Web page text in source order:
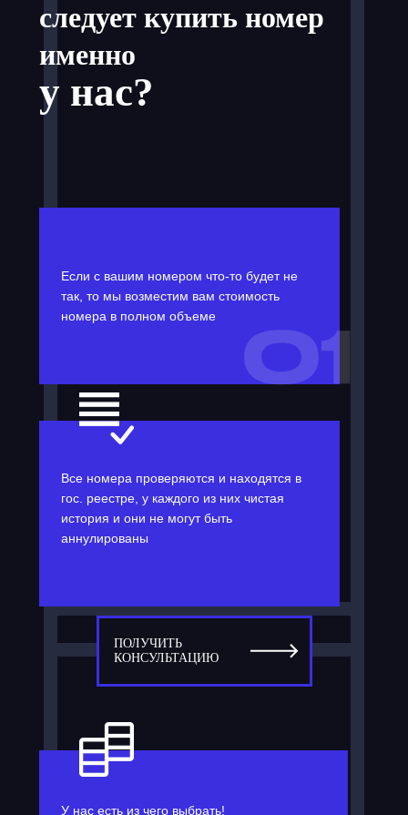
следует купить номер
именно
у нас?
Если с вашим номером что-то будет не
так, то мы возместим вам стоимость
номера в полном объеме
Все номера проверяются и находятся в
гос. реестре, у каждого из них чистая
история и они не могут быть
аннулированы
ПОЛУЧИТЬ
КОНСУЛЬТАЦИЮ
У нас есть из чего выбрать!